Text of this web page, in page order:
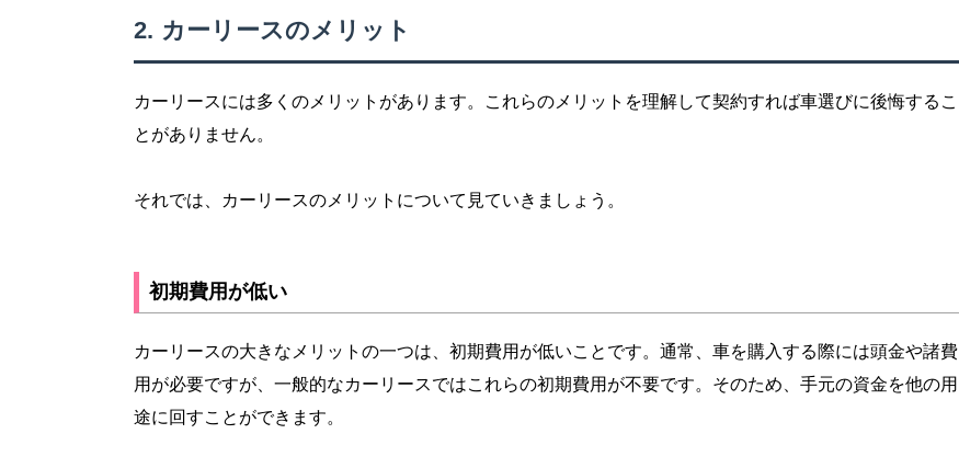
カーリースのメリット
カーリースには多くのメリットがあります。これらのメリットを理解して契約すれば車選びに後悔するこ
とがありません。
それでは、カーリースのメリットについて見ていきましょう。
初期費用が低い
カーリースの大きなメリットの一つは、初期費用が低いことです。通常、車を購入する際には頭金や諸費
用が必要ですが、一般的なカーリースではこれらの初期費用が不要です。そのため、手元の資金を他の用
途に回すことができます。